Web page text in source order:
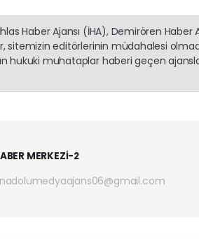
Haber Ajansı (İHA), Demirören
sitemizin editörlerinin müdahalesi
hukuki muhataplar haberi geçen
MERKEZİ-2